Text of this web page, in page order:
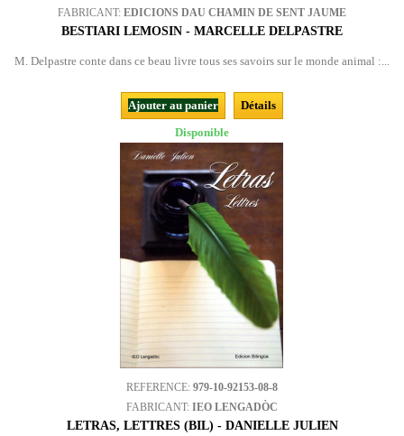
FABRICANT: EDICIONS DAU CHAMIN DE SENT JAUME
BESTIARI LEMOSIN - MARCELLE DELPASTRE
M. Delpastre conte dans ce beau livre tous ses savoirs sur le monde animal :...
Ajouter au panier
Détails
Disponible
REFERENCE: 979-10-92153-08-8
FABRICANT: IEO LENGADÒC
LETRAS, LETTRES (BIL) - DANIELLE JULIEN